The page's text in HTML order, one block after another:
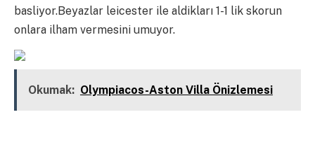
basliyor.Beyazlar leicester ile aldikları 1-1 lik skorun
onlara ilham vermesini umuyor.
Okumak: Olympiacos-Aston Villa Önizlemesi